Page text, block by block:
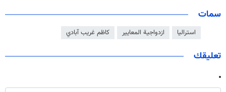
سمات
استراليا ازدواجية المعايير كاظم غريب آبادي
تعليقك